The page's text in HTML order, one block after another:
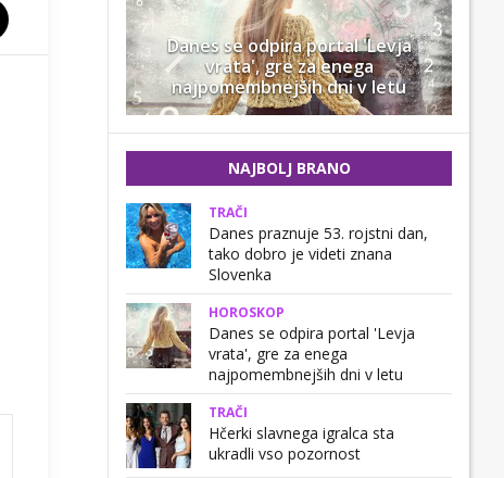
Danes se odpira portal 'Levja
vrata', gre za enega
najpomembnejših dni v letu
NAJBOLJ BRANO
TRAČI
Danes praznuje 53. rojstni dan,
tako dobro je videti znana
Slovenka
HOROSKOP
Danes se odpira portal 'Levja
vrata', gre za enega
najpomembnejših dni v letu
TRAČI
Hčerki slavnega igralca sta
ukradli vso pozornost